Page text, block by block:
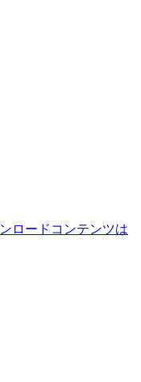
ロードコンテンツは